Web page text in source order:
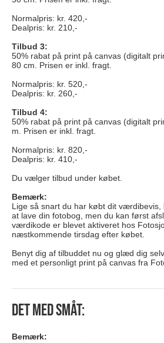
Normalpris: kr. 420,-
Dealpris: kr. 210,-
Tilbud 3:
50% rabat på print på canvas (digitalt
80 cm. Prisen er inkl. fragt.
Normalpris: kr. 520,-
Dealpris: kr. 260,-
Tilbud 4:
50% rabat på print på canvas (digitalt
m. Prisen er inkl. fragt.
Normalpris: kr. 820,-
Dealpris: kr. 410,-
Du vælger tilbud under købet.
Bemærk:
Lige så snart du har købt dit værdibevis,
at lave din fotobog, men du kan først
værdikode er blevet aktiveret hos
næstkommende tirsdag efter købet.
Benyt dig af tilbuddet nu og glæd dig
med et personligt print på canvas fra
Det med småt:
Bemærk: